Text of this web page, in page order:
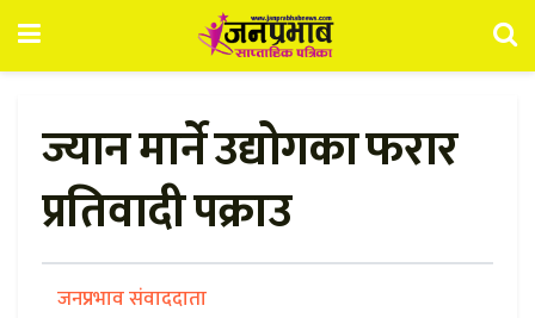
ज्यान मार्ने उद्योगका फरार
प्रतिवादी पक्राउ
जनप्रभाव संवाददाता